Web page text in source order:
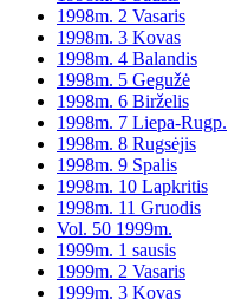
1998m. 2 Vasaris
1998m. 3 Kovas
1998m. 4 Balandis
1998m. 5 Gegužė
1998m. 6 Birželis
1998m. 7 Liepa-Rugp.
1998m. 8 Rugsėjis
1998m. 9 Spalis
1998m. 10 Lapkritis
1998m. 11 Gruodis
Vol. 50 1999m.
1999m. 1 sausis
1999m. 2 Vasaris
1999m. 3 Kovas